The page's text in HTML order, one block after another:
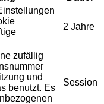
2 Jahre
zufällig
und
benutzt. Es
Session